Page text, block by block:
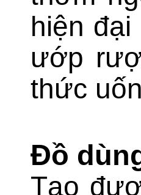
hiện
ướp
thức
Đồ
Tạo